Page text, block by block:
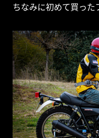
ちなみに初めて買った